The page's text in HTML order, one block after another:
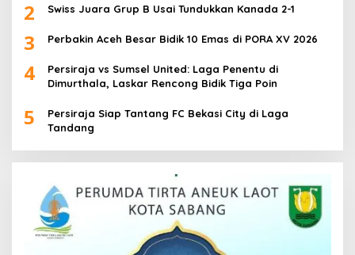
2 Swiss Juara Grup B Usai Tundukkan Kanada 2-1
3 Perbakin Aceh Besar Bidik 10 Emas di PORA XV 2026
4
Persiraja vs Sumsel United: Laga Penentu di
Dimurthala, Laskar Rencong Bidik Tiga Poin
5
Persiraja Siap Tantang FC Bekasi City di Laga
Tandang